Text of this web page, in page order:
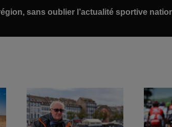
sans oublier l’actualité sportive